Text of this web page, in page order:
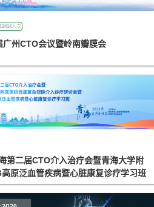
12414人次
州CTO会议暨岭南瓣膜会
第二届CTO介入治疗会暨青海大学附
原泛血管疾病暨心脏康复诊疗学习班